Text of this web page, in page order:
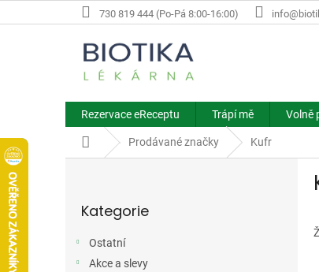
na
730 819 444 (Po-Pá 8:00-16:00)
Rezervace eReceptu Trápí mě Volně
Domů Prodávané značky Kufr
kategorie
Kategorie
Ostatní
Akce a slevy